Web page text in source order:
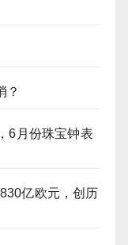
？
6月份珠宝钟表
亿欧元，创历